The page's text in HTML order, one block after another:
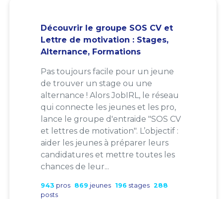
Découvrir le groupe SOS CV et
Lettre de motivation : Stages,
Alternance, Formations
Pas toujours facile pour un jeune
de trouver un stage ou une
alternance ! Alors JobIRL, le réseau
qui connecte les jeunes et les pro,
lance le groupe d'entraide "SOS CV
et lettres de motivation". L’objectif :
aider les jeunes à préparer leurs
candidatures et mettre toutes les
chances de leur...
943 pros 869 jeunes 196 stages 288
posts